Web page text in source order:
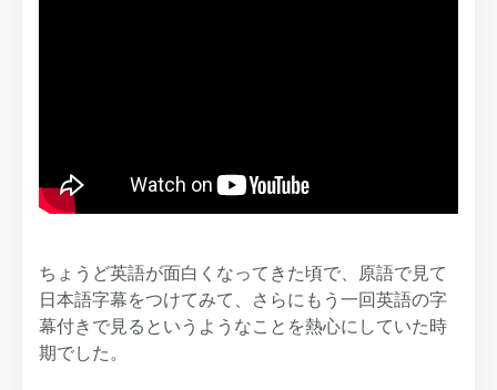
ちょうど英語が面白くなってきた頃で、原語で見て
日本語字幕をつけてみて、さらにもう一回英語の字
幕付きで見るというようなことを熱心にしていた時
期でした。